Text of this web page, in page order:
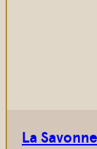
La